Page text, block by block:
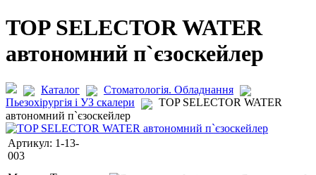
TOP SELECTOR WATER
автономний п`єзоскейлер
Каталог
Стоматологія. Обладнання
Пьезохірургія і УЗ cкалери
TOP SELECTOR WATER
автономний п`єзоскейлер
Артикул: 1-13-
003